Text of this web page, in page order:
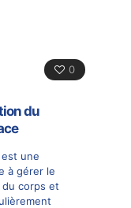
0
du
est une
à gérer le
du corps et